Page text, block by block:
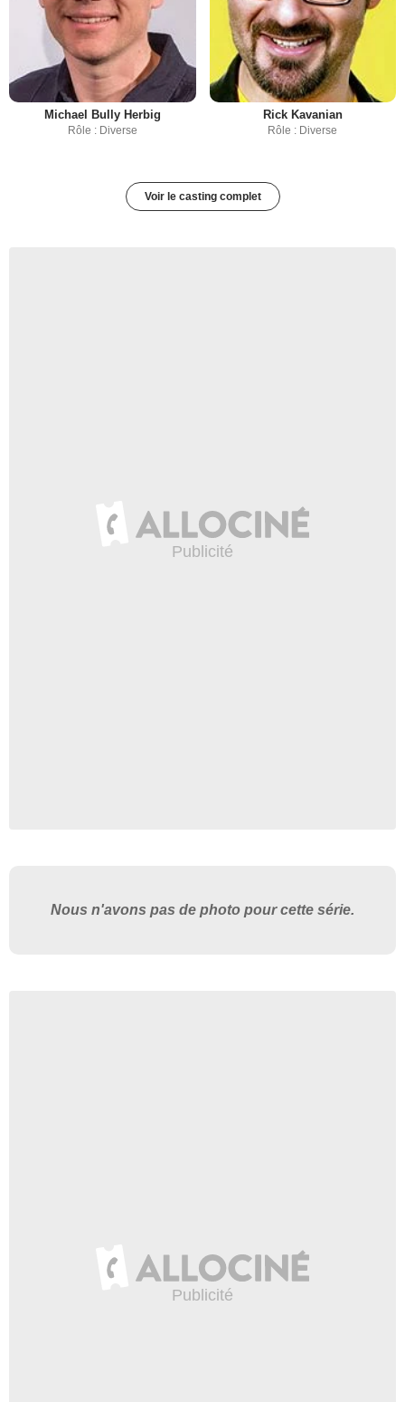
Michael Bully Herbig
Rôle : Diverse
Rick Kavanian
Rôle : Diverse
Voir le casting complet
Nous n'avons pas de photo pour cette série.